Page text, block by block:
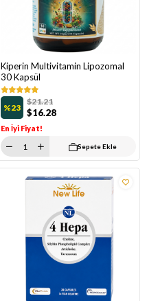
Kiperin Multivitamin Lipozomal
30 Kapsül
%23 $16.28
$21.21
En İyi Fiyat!
Sepete Ekle